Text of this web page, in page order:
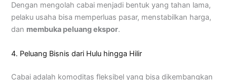
Dengan mengolah cabai menjadi bentuk yang tahan lama,
pelaku usaha bisa memperluas pasar, menstabilkan harga,
dan membuka peluang ekspor.
4. Peluang Bisnis dari Hulu hingga Hilir
Cabai adalah komoditas fleksibel yang bisa dikembangkan